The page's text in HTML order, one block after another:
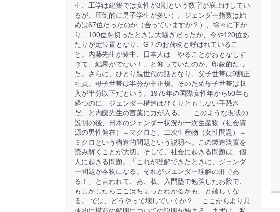
生、工学は建築では女性が3割という数字が底上げしてい
るが、圧倒的に男子学生が多い）、ジェンダー指数は始
めは67位だったのが（合っていますか？）、徐々に下が
り、100位を切ったときは大騒ぎだったが、今や120位あ
たりが定位置となり、G７のお荷物と呼ばれているこ
と。内藤先生が途中、日本人は「やることがおとなしす
ぎて、結果がでない！」と仰っていたのが、印象的だっ
た。さらに、ひとり親世代の話となり、父子世帯は9割正
社員。母子世帯は半分が非正規。そのため母子世帯は収
入が半分以下だという。1975年の国際女性年から50年も
経つのに、ジェンダー構造はぴくりともしない手恐さ
だ、と内藤先生の言葉に力が入る。 このような現状の
説明の後、日本のジェンダー状況が一次生産物（社会資
源の男性偏在）＝マクロと、二次生産物（女性問題）＝
ミクロという構造的問題という説明へ。この製造装置を
読み解くことが大切。そして、社会に起きる問題は、個
人に起きる問題。「これが理解できたときに、ジェンダ
ー問題が本物になる。それがジェンダー理解の肝であ
る！」と言われて、あ、私、入門塾で勉強したお陰で、
もしかしたらここはちょっとわかるかも、と嬉しくな
る。 では、どうやって壊していくか？ ここからより具